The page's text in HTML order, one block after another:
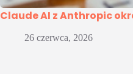
Claude AI z Anthropic
26 czerwca, 2026